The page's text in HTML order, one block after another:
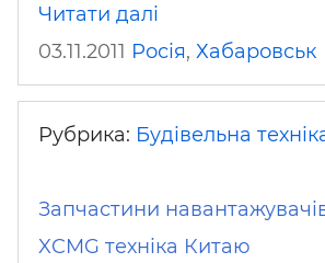
Читати далі
03.11.2011 Росія, Хабаровськ
Рубрика: Будівельна
Запчастини
XCMG техніка Китаю